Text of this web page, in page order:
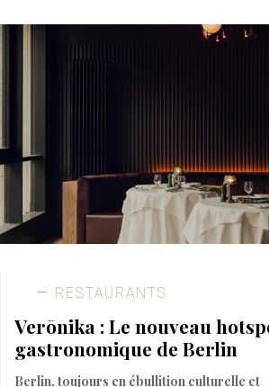
RESTAURANTS
Verōnika : Le nouveau
gastronomique de Berlin
Berlin, toujours en ébullition culturelle et